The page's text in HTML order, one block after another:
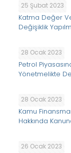
25 Şubat 2023
Katma Değer
Değişiklik
28 Ocak 2023
Petrol
Yönetmelikte
28 Ocak 2023
Kamu
Hakkında
26 Ocak 2023